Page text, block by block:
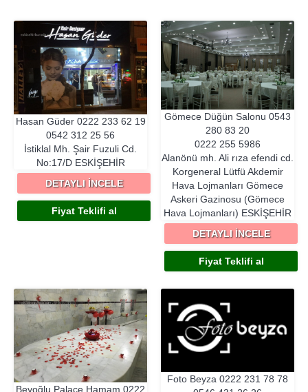
Hasan Güder 0222 233 62 19
0542 312 25 56
İstiklal Mh. Şair Fuzuli Cd.
No:17/D ESKIŞEHIR
DETAYLI İNCELE
Fiyat Teklifi al
Gömece Düğün Salonu 0543
280 83 20
0222 255 5986
Alanönü mh. Ali rıza efendi cd.
Korgeneral Lütfü Akdemir
Hava Lojmanları Gömece
Askeri Gazinosu (Gömece
Hava Lojmanları) ESKIŞEHIR
DETAYLI İNCELE
Fiyat Teklifi al
Beyoğlu Palace Hamam 0222
Foto Beyza 0222 231 78 78